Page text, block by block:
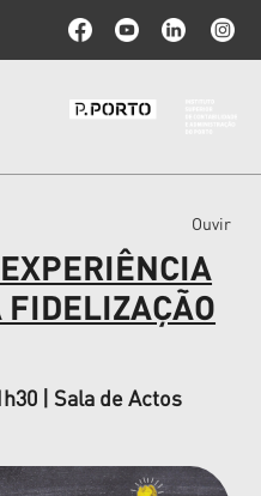
Ouvir
FIDELIZAÇÃO
| Sala de Actos